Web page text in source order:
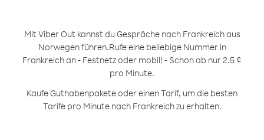
Mit Viber Out kannst du Gespräche nach Frankreich aus
Norwegen führen.Rufe eine beliebige Nummer in
Frankreich an - Festnetz oder mobil! - Schon ab nur 2.5 ¢
pro Minute.
Kaufe Guthabenpakete oder einen Tarif, um die besten
Tarife pro Minute nach Frankreich zu erhalten.